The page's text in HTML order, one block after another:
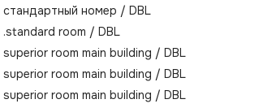
стандартный номер / DBL
.­standard room / DBL
superior room main building / DBL
superior room main building / DBL
superior room main building / DBL